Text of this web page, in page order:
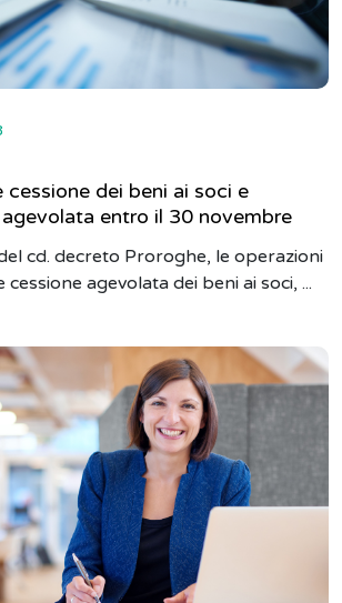
cessione dei beni ai soci e
entro il 30 novembre
cd. decreto Proroghe, le operazioni
cessione agevolata dei beni ai soci, ...